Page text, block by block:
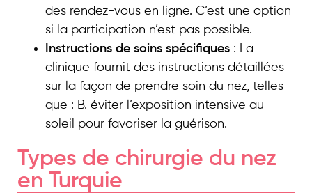
des rendez-vous en ligne. C’est une option
si la participation n’est pas possible.
Instructions de soins spécifiques : La
clinique fournit des instructions détaillées
sur la façon de prendre soin du nez, telles
que : B. éviter l’exposition intensive au
soleil pour favoriser la guérison.
Types de chirurgie du nez
en Turquie